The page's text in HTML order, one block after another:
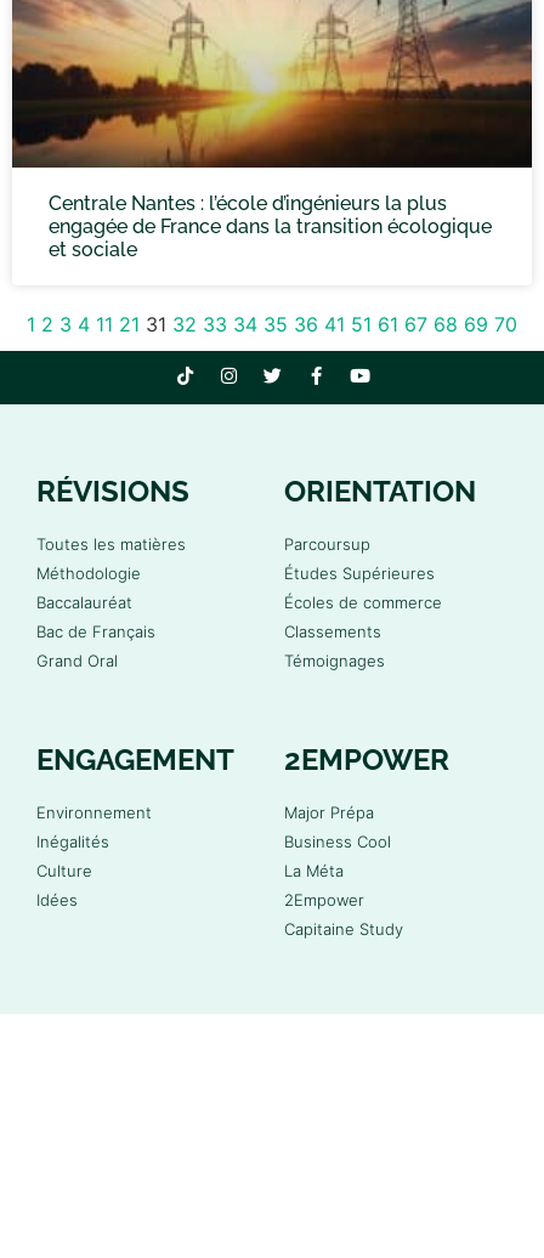
Centrale Nantes : l’école d’ingénieurs la plus
engagée de France dans la transition écologique
et sociale
1 2 3 4 11 21 31 32 33 34 35 36 41 51 61 67 68 69 70
RÉVISIONS
Toutes les matières
Méthodologie
Baccalauréat
Bac de Français
Grand Oral
ORIENTATION
Parcoursup
Études Supérieures
Écoles de commerce
Classements
Témoignages
ENGAGEMENT
Environnement
Inégalités
Culture
Idées
2EMPOWER
Major Prépa
Business Cool
La Méta
2Empower
Capitaine Study